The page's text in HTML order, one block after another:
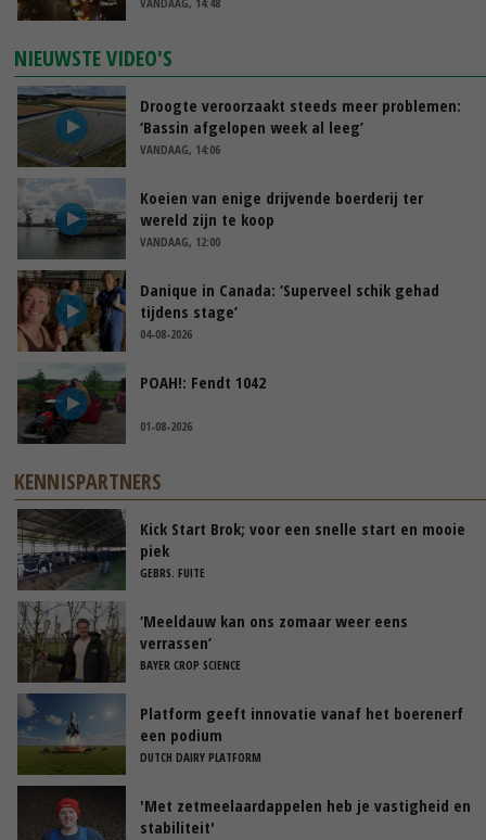
NIEUWSTE VIDEO'S
Droogte veroorzaakt steeds meer problemen:
‘Bassin afgelopen week al leeg’
VANDAAG, 14:06
Koeien van enige drijvende boerderij ter
wereld zijn te koop
VANDAAG, 12:00
Danique in Canada: ‘Superveel schik gehad
tijdens stage’
04-08-2026
POAH!: Fendt 1042
01-08-2026
KENNISPARTNERS
Kick Start Brok; voor een snelle start en mooie
piek
GEBRS. FUITE
‘Meeldauw kan ons zomaar weer eens
verrassen’
BAYER CROP SCIENCE
Platform geeft innovatie vanaf het boerenerf
een podium
DUTCH DAIRY PLATFORM
'Met zetmeelaardappelen heb je vastigheid en
stabiliteit'